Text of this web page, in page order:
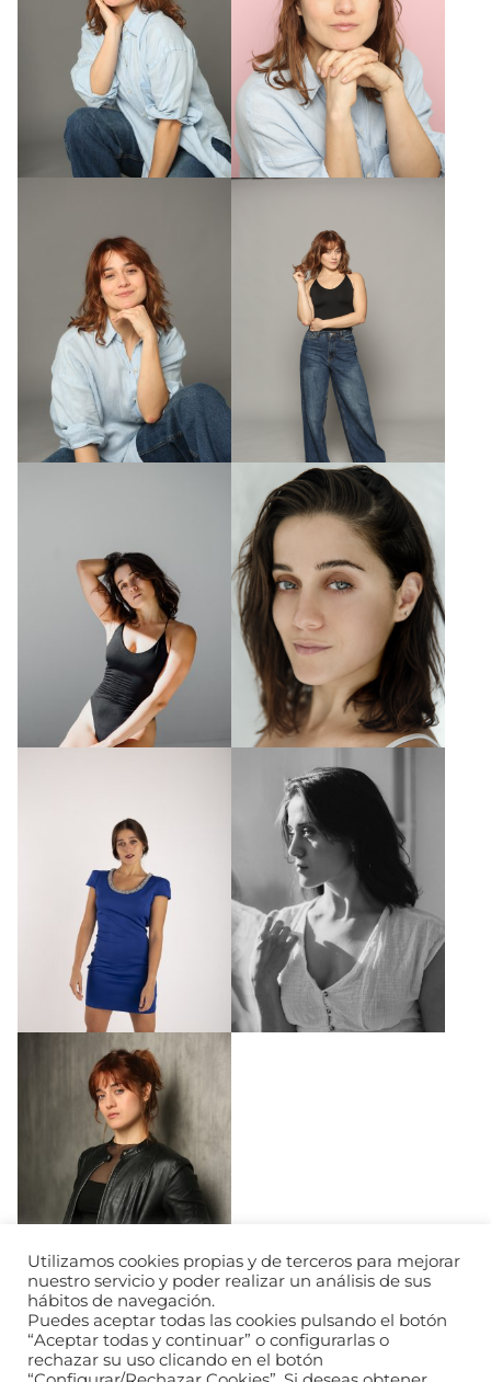
Utilizamos cookies propias y de terceros para mejorar
nuestro servicio y poder realizar un análisis de sus
hábitos de navegación.
Puedes aceptar todas las cookies pulsando el botón
“Aceptar todas y continuar” o configurarlas o
rechazar su uso clicando en el botón